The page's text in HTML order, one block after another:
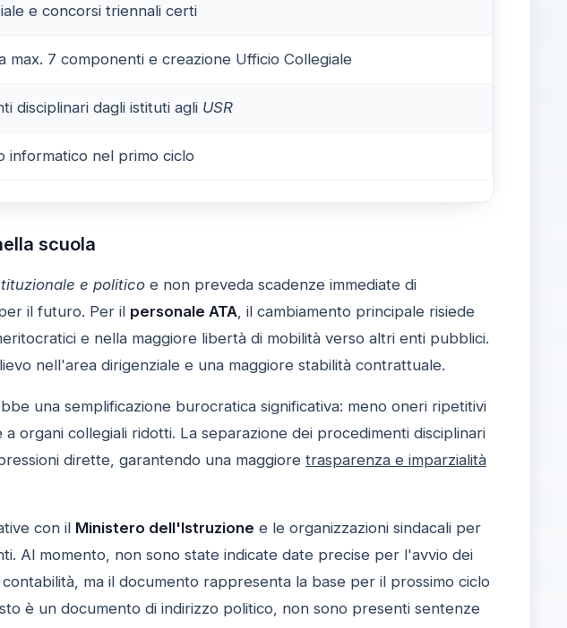
e concorsi triennali certi
max. 7 componenti e creazione Ufficio Collegiale
disciplinari dagli istituti agli USR
informatico nel primo ciclo
scuola
e politicoe non preveda scadenze immediate di
il futuro. Per il personale ATA , il cambiamento principale risiede
e nella maggiore libertà di mobilità verso altri enti pubblici.
nell'area dirigenziale e una maggiore stabilità contrattuale.
una semplificazione burocratica significativa: meno oneri ripetitivi
organi collegiali ridotti. La separazione dei procedimenti disciplinari
dirette, garantendo una maggiore trasparenza e imparzialità
con il Ministero dell'Istruzione e le organizzazioni sindacali per
Al momento, non sono state indicate date precise per l'avvio dei
ma il documento rappresenta la base per il prossimo ciclo
è un documento di indirizzo politico, non sono presenti sentenze